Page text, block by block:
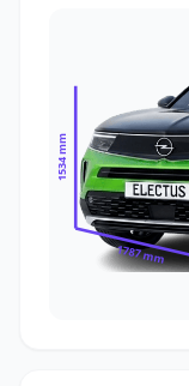
1534 mm
1787 mm